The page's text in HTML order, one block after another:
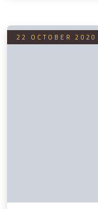
22 OCTOBER 2020